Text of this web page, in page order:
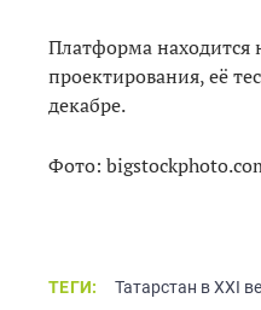
Платформа находится
проектирования, её
декабре.
Фото:
ТЕГИ: Татарстан в XXI